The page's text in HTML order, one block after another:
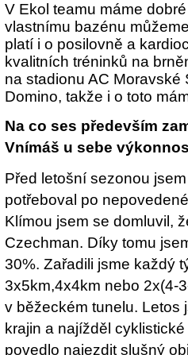
V Ekol teamu máme
vlastnímu bazénu
platí i o posilovně a
kvalitních tréninků na
na stadionu AC
Domino, takže i o toto
Na co ses především
Vnímáš u sebe
Před letošní sezonou
potřeboval po
Klímou jsem se domluvil,
Czechman. Díky tomu
30%. Zařadili jsme každý
3x5km,4x4km nebo 2x(4-
v běžeckém tunelu. Letos
krajin a najížděl
povedlo najezdit slušný